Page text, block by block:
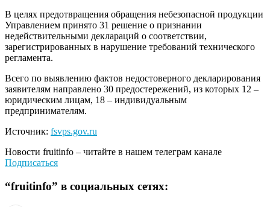
В целях предотвращения обращения небезопасной продукции
Управлением принято 31 решение о признании
недействительными деклараций о соответствии,
зарегистрированных в нарушение требований технического
регламента.
Всего по выявлению фактов недостоверного декларирования
заявителям направлено 30 предостережений, из которых 12 –
юридическим лицам, 18 – индивидуальным
предпринимателям.
Источник: fsvps.gov.ru
Новости fruitinfo – читайте в нашем телеграм канале
Подписаться
“fruitinfo” в социальных сетях: